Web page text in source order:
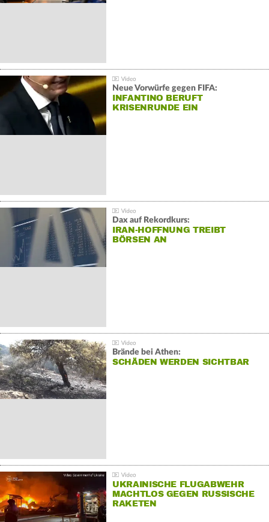
Neue Vorwürfe gegen FIFA:
INFANTINO BERUFT
KRISENRUNDE EIN
Dax auf Rekordkurs:
IRAN-HOFFNUNG TREIBT
BÖRSEN AN
Brände bei Athen:
SCHÄDEN WERDEN SICHTBAR
UKRAINISCHE FLUGABWEHR
MACHTLOS GEGEN RUSSISCHE
RAKETEN